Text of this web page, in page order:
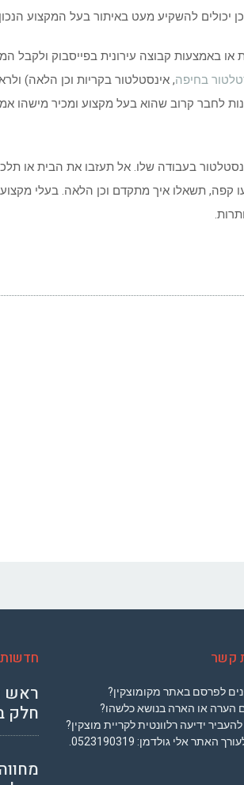
יכולים להשקיע מעט באיתור בעל המקצוע
באמצעות קבוצה עירונית בפייסבוק ולקבל
בחיפה, אינסטלטור בקריות וכן הלאה)
לחבר קרוב שהוא בעל מקצוע ומכיר מישהו
בעבודה שלו. אל תעזבו את הבית או
קפה, תשאלו איך מתקדם וכן הלאה. בעלי
קשר
לפרסם באתר מקומוצקין?
הערה או הארה בנושא כלשהו?
ידיעה רלוונטית לקריית מוצקין?
האתר אלי גולדמן: 0523190319
.
חדשות
ראש
חלק